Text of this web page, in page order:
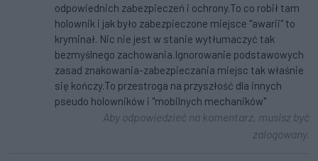
odpowiednich zabezpieczeń i ochrony.To co robił tam
holownik i jak było zabezpieczone miejsce "awarii" to
kryminał. Nic nie jest w stanie wytłumaczyć tak
bezmyślnego zachowania.Ignorowanie podstawowych
zasad znakowania-zabezpieczania miejsc tak właśnie
się kończy.To przestroga na przyszłość dla innych
pseudo holowników i "mobilnych mechaników"
Aby odpowiedzieć na komentarz, musisz być
zalogowany.